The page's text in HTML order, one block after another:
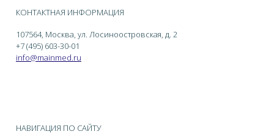
КОНТАКТНАЯ ИНФОРМАЦИЯ
107564, Москва, ул. Лосиноостровская, д. 2
+7 (495) 603-30-01
info@mainmed.ru
НАВИГАЦИЯ ПО САЙТУ